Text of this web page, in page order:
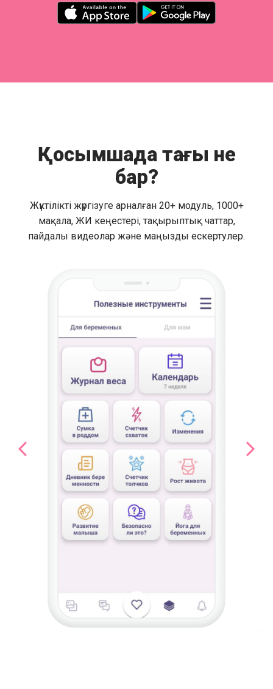
Қосымшада тағы не
бар?
Жүктілікті жүргізуге арналған 20+ модуль, 1000+
мақала, ЖИ кеңестері, тақырыптық чаттар,
пайдалы видеолар және маңызды ескертулер.